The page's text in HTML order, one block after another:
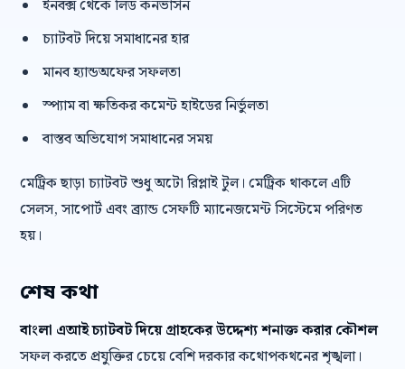
ইনবক্স থেকে লিড কনভার্সন
চ্যাটবট দিয়ে সমাধানের হার
মানব হ্যান্ডঅফের সফলতা
স্প্যাম বা ক্ষতিকর কমেন্ট হাইডের নির্ভুলতা
বাস্তব অভিযোগ সমাধানের সময়
মেট্রিক ছাড়া চ্যাটবট শুধু অটো রিপ্লাই টুল। মেট্রিক থাকলে এটি
সেলস, সাপোর্ট এবং ব্র্যান্ড সেফটি ম্যানেজমেন্ট সিস্টেমে পরিণত
হয়।
শেষ কথা
বাংলা এআই চ্যাটবট দিয়ে গ্রাহকের উদ্দেশ্য শনাক্ত করার কৌশল
সফল করতে প্রযুক্তির চেয়ে বেশি দরকার কথোপকথনের শৃঙ্খলা।